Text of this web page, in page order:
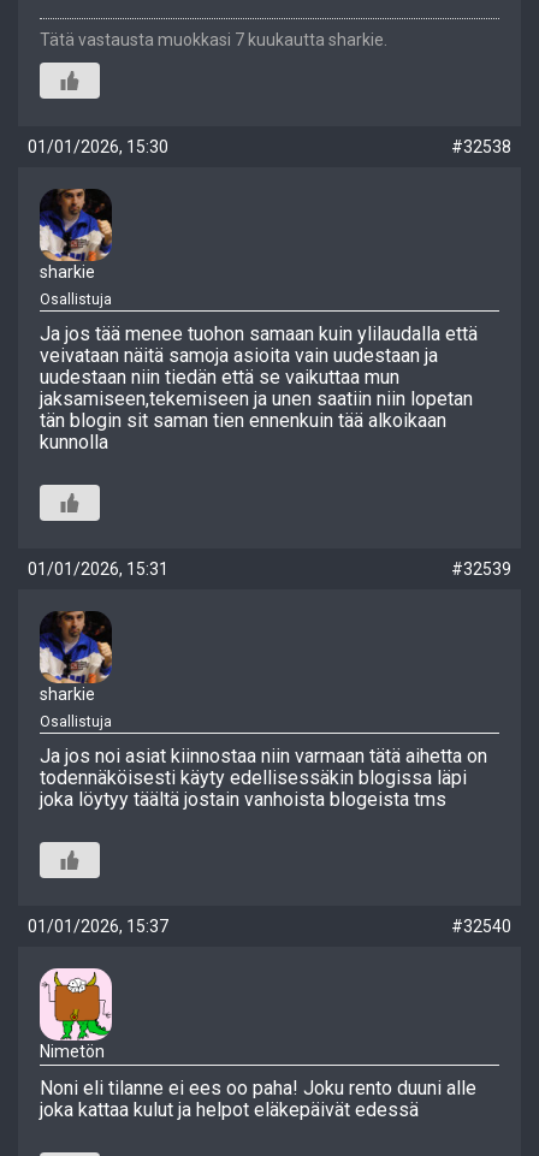
Tätä vastausta muokkasi 7 kuukautta sharkie.
01/01/2026, 15:30 #32538
sharkie
Osallistuja
Ja jos tää menee tuohon samaan kuin ylilaudalla että
veivataan näitä samoja asioita vain uudestaan ja
uudestaan niin tiedän että se vaikuttaa mun
jaksamiseen,tekemiseen ja unen saatiin niin lopetan
tän blogin sit saman tien ennenkuin tää alkoikaan
kunnolla
01/01/2026, 15:31 #32539
sharkie
Osallistuja
Ja jos noi asiat kiinnostaa niin varmaan tätä aihetta on
todennäköisesti käyty edellisessäkin blogissa läpi
joka löytyy täältä jostain vanhoista blogeista tms
01/01/2026, 15:37 #32540
Nimetön
Noni eli tilanne ei ees oo paha! Joku rento duuni alle
joka kattaa kulut ja helpot eläkepäivät edessä